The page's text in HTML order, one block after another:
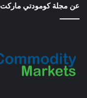
عن مجلة كومودتي ماركت